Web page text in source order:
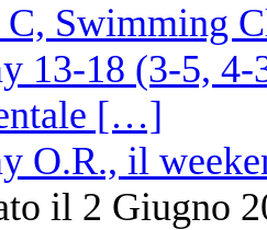
O.R., il
il 2 Giugno